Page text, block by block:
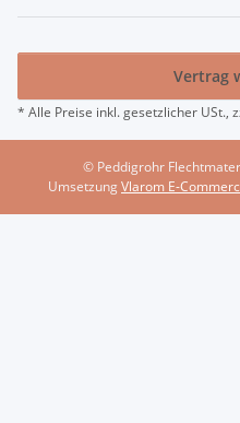
Vertrag
* Alle Preise inkl. gesetzlicher USt.,
© Peddigrohr
UmsetzungVlarom E-